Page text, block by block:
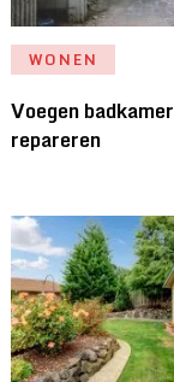
WONEN
Voegen badkamer
repareren